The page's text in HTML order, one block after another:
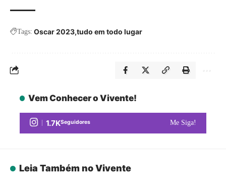
Tags: Oscar 2023 tudo em todo lugar
Vem Conhecer o Vivente!
1.7KSeguidores Me Siga!
Leia Também no Vivente